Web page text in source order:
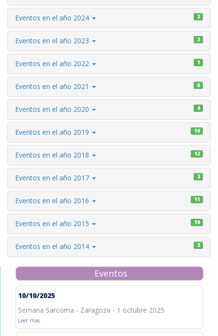
Eventos en el año 2024 2
Eventos en el año 2023 3
Eventos en el año 2022 1
Eventos en el año 2021 6
Eventos en el año 2020 4
Eventos en el año 2019 10
Eventos en el año 2018 12
Eventos en el año 2017 3
Eventos en el año 2016 11
Eventos en el año 2015 10
Eventos en el año 2014 3
Eventos
10/10/2025
Semana Sarcoma - Zaragoza - 1 octubre 2025
Leer mas